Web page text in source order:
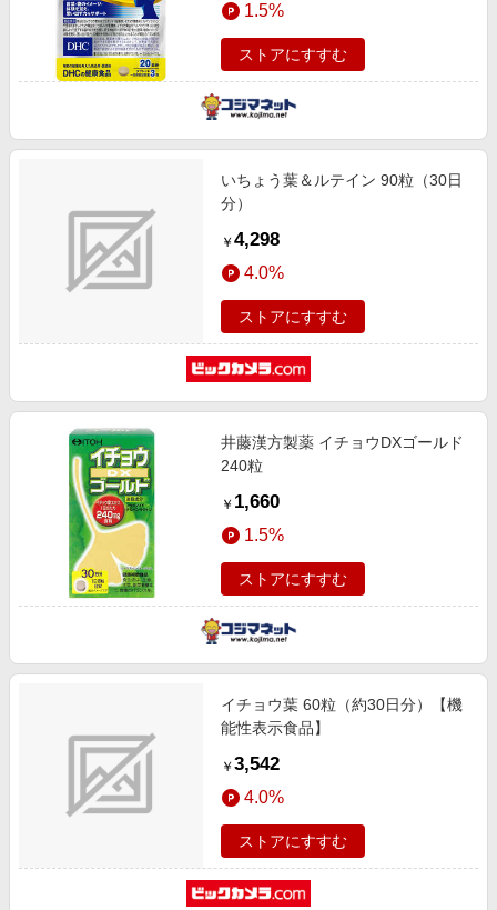
1.5%
ストアにすすむ
いちょう葉＆ルテイン 90粒（30日
分）
￥ 4,298
4.0%
ストアにすすむ
井藤漢方製薬 イチョウDXゴールド
240粒
￥ 1,660
1.5%
ストアにすすむ
イチョウ葉 60粒（約30日分）【機
能性表示食品】
￥ 3,542
4.0%
ストアにすすむ